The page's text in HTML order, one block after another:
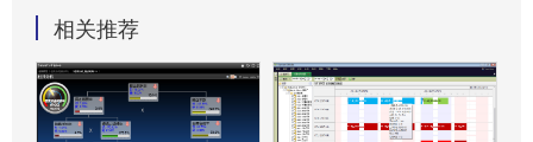
相关推荐